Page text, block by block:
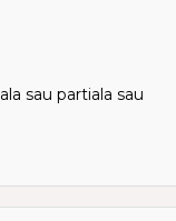
sau partiala sau